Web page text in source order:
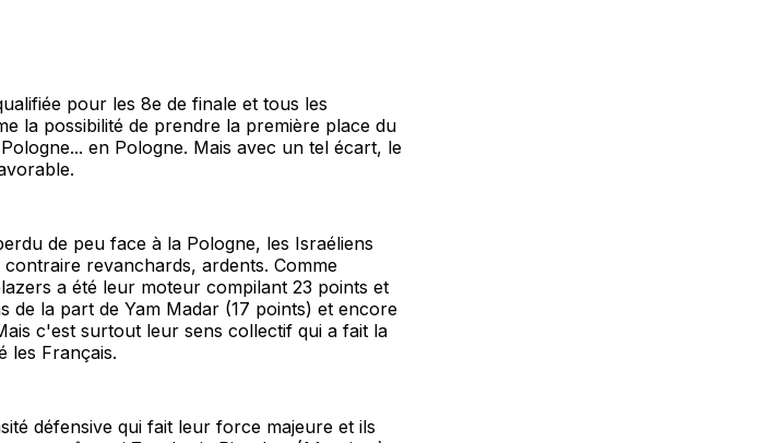
pour les 8e de finale et tous les
la possibilité de prendre la première place du
en Pologne. Mais avec un tel écart, le
de peu face à la Pologne, les Israéliens
revanchards, ardents. Comme
a été leur moteur compilant 23 points et
de la part de Yam Madar (17 points) et encore
c'est surtout leur sens collectif qui a fait la
les Français.
défensive qui fait leur force majeure et ils